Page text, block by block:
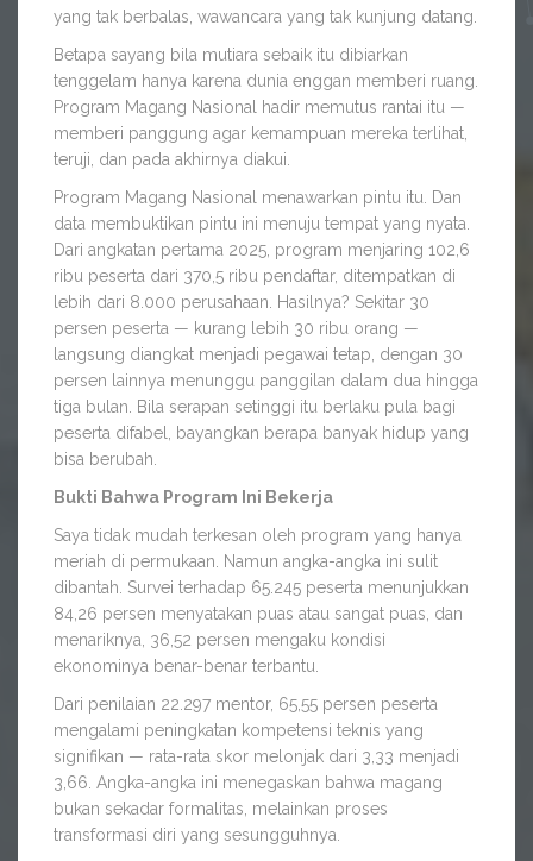
yang tak berbalas, wawancara yang tak kunjung datang.
Betapa sayang bila mutiara sebaik itu dibiarkan
tenggelam hanya karena dunia enggan memberi ruang.
Program Magang Nasional hadir memutus rantai itu —
memberi panggung agar kemampuan mereka terlihat,
teruji, dan pada akhirnya diakui.
Program Magang Nasional menawarkan pintu itu. Dan
data membuktikan pintu ini menuju tempat yang nyata.
Dari angkatan pertama 2025, program menjaring 102,6
ribu peserta dari 370,5 ribu pendaftar, ditempatkan di
lebih dari 8.000 perusahaan. Hasilnya? Sekitar 30
persen peserta — kurang lebih 30 ribu orang —
langsung diangkat menjadi pegawai tetap, dengan 30
persen lainnya menunggu panggilan dalam dua hingga
tiga bulan. Bila serapan setinggi itu berlaku pula bagi
peserta difabel, bayangkan berapa banyak hidup yang
bisa berubah.
Bukti Bahwa Program Ini Bekerja
Saya tidak mudah terkesan oleh program yang hanya
meriah di permukaan. Namun angka-angka ini sulit
dibantah. Survei terhadap 65.245 peserta menunjukkan
84,26 persen menyatakan puas atau sangat puas, dan
menariknya, 36,52 persen mengaku kondisi
ekonominya benar-benar terbantu.
Dari penilaian 22.297 mentor, 65,55 persen peserta
mengalami peningkatan kompetensi teknis yang
signifikan — rata-rata skor melonjak dari 3,33 menjadi
3,66. Angka-angka ini menegaskan bahwa magang
bukan sekadar formalitas, melainkan proses
transformasi diri yang sesungguhnya.